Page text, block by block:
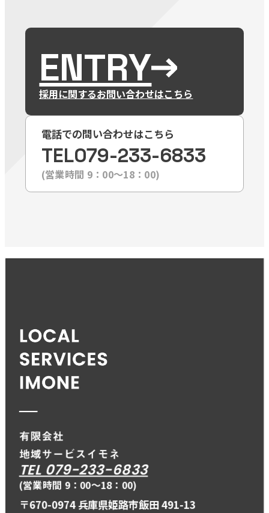
ENTRY
採用に関するお問い合わせはこちら
電話での問い合わせはこちら
TEL079-233-6833
(営業時間 9：00〜18：00)
TEL 079-233-6833
(営業時間 9：00〜18：00)
〒670-0974 兵庫県姫路市飯田 491-13